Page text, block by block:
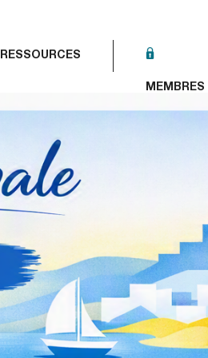
RESSOURCES
MEMBRES